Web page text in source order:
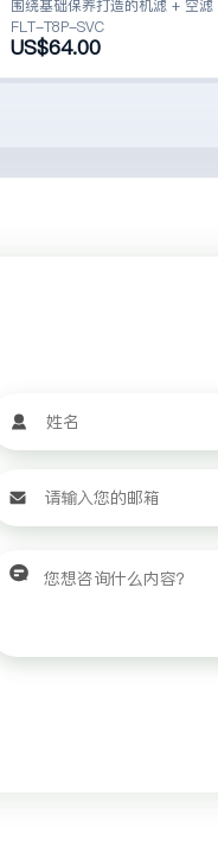
FLT-T8P-SVC
US$64.00